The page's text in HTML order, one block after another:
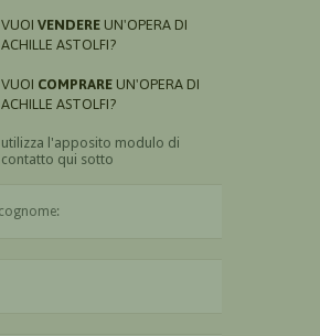
VUOI VENDERE UN'OPERA DI
ACHILLE ASTOLFI?
VUOI COMPRARE UN'OPERA DI
ACHILLE ASTOLFI?
utilizza l'apposito modulo di
contatto qui sotto